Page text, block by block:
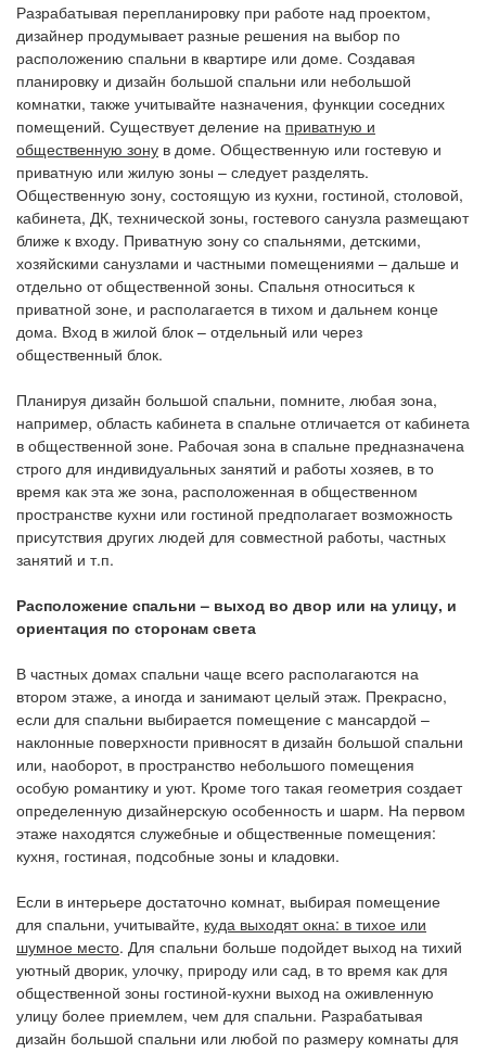
Разрабатывая перепланировку при работе над проектом,
дизайнер продумывает разные решения на выбор по
расположению спальни в квартире или доме. Создавая
планировку и дизайн большой спальни или небольшой
комнатки, также учитывайте назначения, функции соседних
помещений. Существует деление на приватную и
общественную зону в доме. Общественную или гостевую и
приватную или жилую зоны – следует разделять.
Общественную зону, состоящую из кухни, гостиной, столовой,
кабинета, ДК, технической зоны, гостевого санузла размещают
ближе к входу. Приватную зону со спальнями, детскими,
хозяйскими санузлами и частными помещениями – дальше и
отдельно от общественной зоны. Спальня относиться к
приватной зоне, и располагается в тихом и дальнем конце
дома. Вход в жилой блок – отдельный или через
общественный блок.
Планируя дизайн большой спальни, помните, любая зона,
например, область кабинета в спальне отличается от кабинета
в общественной зоне. Рабочая зона в спальне предназначена
строго для индивидуальных занятий и работы хозяев, в то
время как эта же зона, расположенная в общественном
пространстве кухни или гостиной предполагает возможность
присутствия других людей для совместной работы, частных
занятий и т.п.
Расположение спальни – выход во двор или на улицу, и
ориентация по сторонам света
В частных домах спальни чаще всего располагаются на
втором этаже, а иногда и занимают целый этаж. Прекрасно,
если для спальни выбирается помещение с мансардой –
наклонные поверхности привносят в дизайн большой спальни
или, наоборот, в пространство небольшого помещения
особую романтику и уют. Кроме того такая геометрия создает
определенную дизайнерскую особенность и шарм. На первом
этаже находятся служебные и общественные помещения:
кухня, гостиная, подсобные зоны и кладовки.
Если в интерьере достаточно комнат, выбирая помещение
для спальни, учитывайте, куда выходят окна: в тихое или
шумное место. Для спальни больше подойдет выход на тихий
уютный дворик, улочку, природу или сад, в то время как для
общественной зоны гостиной-кухни выход на оживленную
улицу более приемлем, чем для спальни. Разрабатывая
дизайн большой спальни или любой по размеру комнаты для